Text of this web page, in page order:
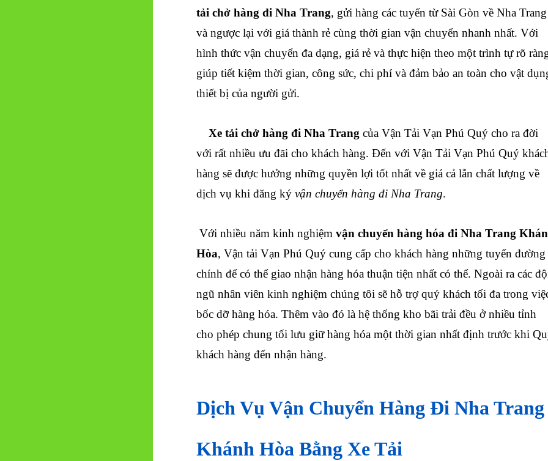
tải chở hàng đi Nha Trang, gửi hàng các tuyến từ Sài Gòn về Nha Trang
và ngược lại với giá thành rẻ cùng thời gian vận chuyển nhanh nhất. Với
hình thức vận chuyển đa dạng, giá rẻ và thực hiện theo một trình tự rõ
giúp tiết kiệm thời gian, công sức, chi phí và đảm bảo an toàn cho vật
thiết bị của người gửi.
Xe tải chở hàng đi Nha Trang của Vận Tải Vạn Phú Quý cho ra đời
với rất nhiều ưu đãi cho khách hàng. Đến với Vận Tải Vạn Phú Quý
hàng sẽ được hưởng những quyền lợi tốt nhất về giá cả lẫn chất lượng về
dịch vụ khi đăng ký vận chuyển hàng đi Nha Trang.
Với nhiều năm kinh nghiệm vận chuyển hàng hóa đi Nha Trang
Hòa, Vận tải Vạn Phú Quý cung cấp cho khách hàng những tuyến đường
chính để có thể giao nhận hàng hóa thuận tiện nhất có thể. Ngoài ra các
ngũ nhân viên kinh nghiệm chúng tôi sẽ hỗ trợ quý khách tối đa trong
bốc dỡ hàng hóa. Thêm vào đó là hệ thống kho bãi trải đều ở nhiều tỉnh
cho phép chung tối lưu giữ hàng hóa một thời gian nhất định trước khi
khách hàng đến nhận hàng.
Dịch Vụ Vận Chuyển Hàng Đi Nha Trang
Khánh Hòa Bằng Xe Tải